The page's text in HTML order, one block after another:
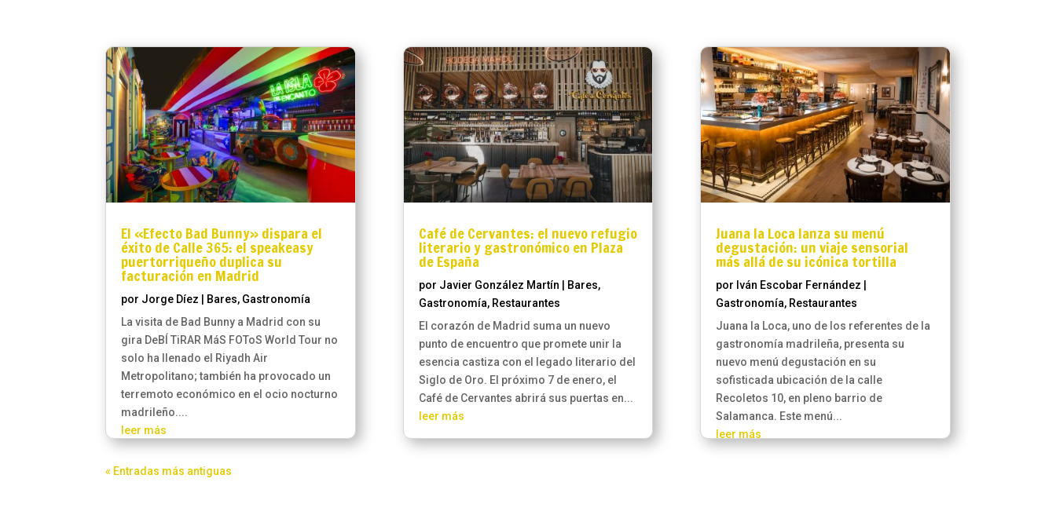
El «Efecto Bad Bunny» dispara el
éxito de Calle 365: el speakeasy
puertorriqueño duplica su
facturación en Madrid
por Jorge Díez Bares, Gastronomía
La visita de Bad Bunny a Madrid con su
gira DeBÍ TiRAR MáS FOToS World Tour no
solo ha llenado el Riyadh Air
Metropolitano; también ha provocado un
terremoto económico en el ocio nocturno
madrileño....
leer más
Café de Cervantes: el nuevo refugio
literario y gastronómico en Plaza
de España
por Javier González Martín Bares,
Gastronomía, Restaurantes
El corazón de Madrid suma un nuevo
punto de encuentro que promete unir la
esencia castiza con el legado literario del
Siglo de Oro. El próximo 7 de enero, el
Café de Cervantes abrirá sus puertas en...
leer más
Juana la Loca lanza su menú
degustación: un viaje sensorial
más allá de su icónica tortilla
por Iván Escobar Fernández
Gastronomía, Restaurantes
Juana la Loca, uno de los referentes de la
gastronomía madrileña, presenta su
nuevo menú degustación en su
sofisticada ubicación de la calle
Recoletos 10, en pleno barrio de
Salamanca. Este menú...
leer más
« Entradas más antiguas